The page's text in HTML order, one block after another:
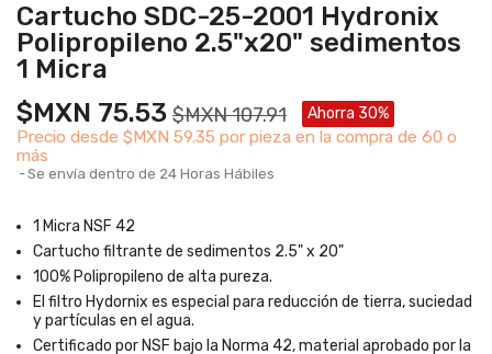
Cartucho SDC-25-2001 Hydronix
Polipropileno 2.5"x20" sedimentos
1 Micra
$MXN 75.53 $MXN 107.91 Ahorra 30%
Precio desde $MXN 59.35 por pieza en la compra de 60 o
más
Se envía dentro de 24 Horas Hábiles
1 Micra NSF 42
Cartucho filtrante de sedimentos 2.5" x 20"
100% Polipropileno de alta pureza.
El filtro Hydornix es especial para reducción de tierra, suciedad
y partículas en el agua.
Certificado por NSF bajo la Norma 42, material aprobado por la